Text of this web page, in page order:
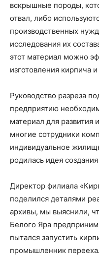
вскрышные породы,
отвал, либо
производственных
исследования их
этот материал можно
изготовления кирпича
Руководство разреза
предприятию
материал для развития
многие сотрудники
индивидуальное
родилась идея
Директор филиала
поделился деталями
архивы, мы выяснили,
Белого Яра
пытался запустить
промышленник